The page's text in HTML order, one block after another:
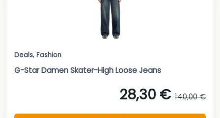
Deals, Fashion
G-Star Damen Skater-High Loose Jeans
28,30 € 140,00 €